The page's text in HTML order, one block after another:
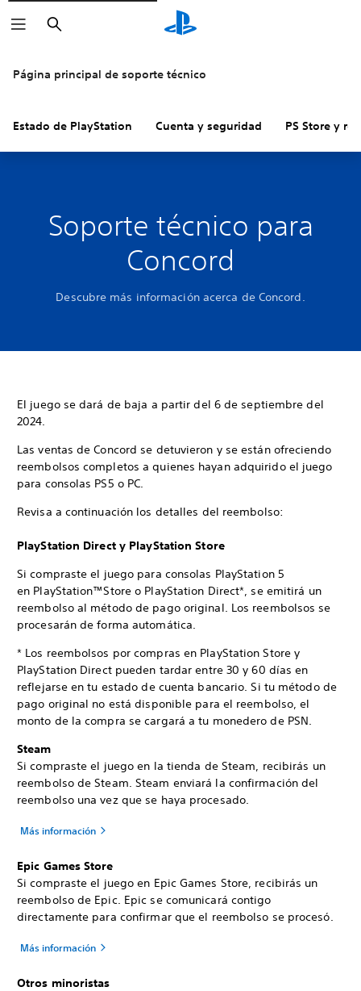
Buscar
Página principal de soporte técnico
Estado de PlayStation Cuenta y seguridad PS Store y
Soporte técnico para
Concord
Descubre más información acerca de Concord.
El juego se dará de baja a partir del 6 de septiembre del
2024.
Las ventas de Concord se detuvieron y se están ofreciendo
reembolsos completos a quienes hayan adquirido el juego
para consolas PS5 o PC.
Revisa a continuación los detalles del reembolso:
PlayStation Direct y PlayStation Store
Si compraste el juego para consolas PlayStation 5
en PlayStation™Store o PlayStation Direct*, se emitirá un
reembolso al método de pago original. Los reembolsos se
procesarán de forma automática.
* Los reembolsos por compras en PlayStation Store y
PlayStation Direct pueden tardar entre 30 y 60 días en
reflejarse en tu estado de cuenta bancario. Si tu método de
pago original no está disponible para el reembolso, el
monto de la compra se cargará a tu monedero de PSN.
Steam
Si compraste el juego en la tienda de Steam, recibirás un
reembolso de Steam. Steam enviará la confirmación del
reembolso una vez que se haya procesado.
Más información
Epic Games Store
Si compraste el juego en Epic Games Store, recibirás un
reembolso de Epic. Epic se comunicará contigo
directamente para confirmar que el reembolso se procesó.
Más información
Otros minoristas